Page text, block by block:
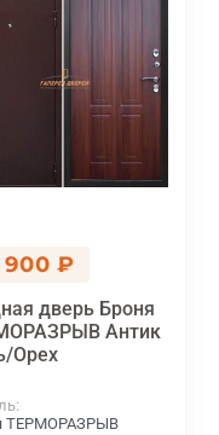
900 ₽
дверь Броня
Антик
Орех
ТЕРМОРАЗРЫВ